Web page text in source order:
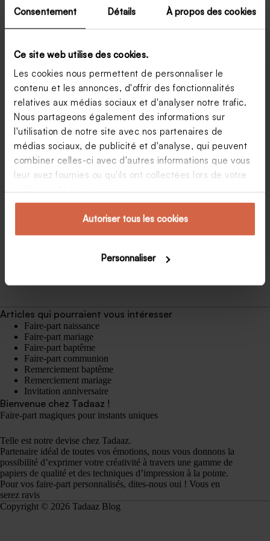
Consentement Détails À propos des cookies
Ce site web utilise des cookies.
Les cookies nous permettent de personnaliser le
contenu et les annonces, d'offrir des fonctionnalités
relatives aux médias sociaux et d'analyser notre trafic.
Nous partageons également des informations sur
l'utilisation de notre site avec nos partenaires de
médias sociaux, de publicité et d'analyse, qui peuvent
combiner celles-ci avec d'autres informations que vous
leur avez fournies ou qu'ils ont collectées lors de votre
Autoriser tous les cookies
Personnaliser
Une carte remerciements mariage: idéale pour
remercier vos convives !
Vous êtes encore sous le charme de votre fête de
mariage ? Il est alors temps, avant de partir en
discours captivants des invités, il convient d’envoyer
16 septembre 2014
Articles qui pourraient vous intéresser
Faire-part naissance
Faire-part mariage
Faire-part baptême
Faire-part communion
Remerciement baptême
Remerciement mariage
Invitation anniversaire
Bienvenue chez Tadaaz !
Faire-part magiques pour instants uniques
Telle est notre devise chez Tadaaz.
Partenaire idéal de toutes vos émotions, nous vous donnons la
possibilité d’exprimer votre créativité à travers une gamme de
papiers de qualité et des techniques d’impression à la pointe.
Pour vos faire-part personnalisés, dites-nous oui ! Vous en
serez ravis
Copyright © 2026 Tadaaz Blog